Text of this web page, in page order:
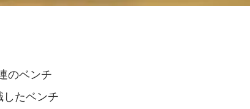
のベンチ
たベンチ